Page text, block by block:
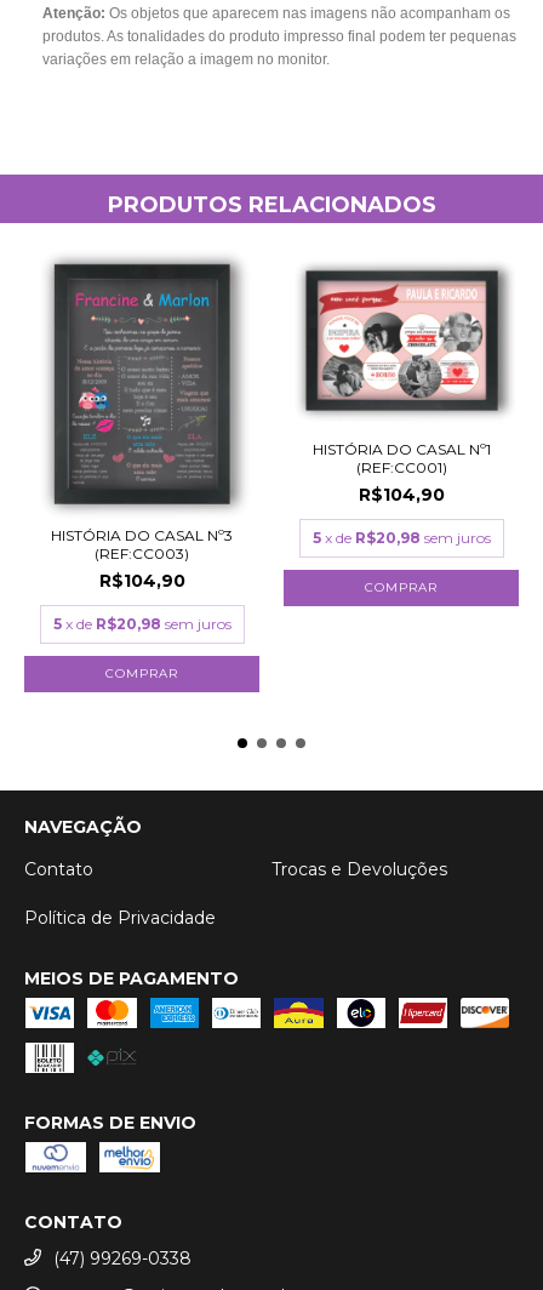
Atenção: Os objetos que aparecem nas imagens não acompanham os
produtos. As tonalidades do produto impresso final podem ter pequenas
variações em relação a imagem no monitor.
PRODUTOS RELACIONADOS
HISTÓRIA DO CASAL Nº3
(REF:CC003)
R$104,90
5 x de R$20,98 sem juros
COMPRAR
HISTÓRIA DO CASAL Nº1
(REF:CC001)
R$104,90
5 x de R$20,98 sem juros
COMPRAR
NAVEGAÇÃO
Contato
Trocas e Devoluções
Política de Privacidade
MEIOS DE PAGAMENTO
FORMAS DE ENVIO
CONTATO
(47) 99269-0338